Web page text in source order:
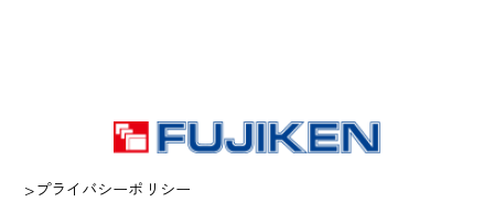
>プライバシーポリシー